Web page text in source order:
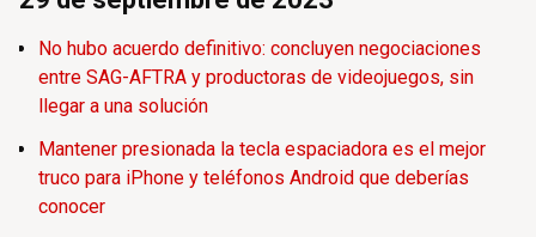
No hubo acuerdo definitivo: concluyen negociaciones
entre SAG-AFTRA y productoras de videojuegos, sin
llegar a una solución
Mantener presionada la tecla espaciadora es el mejor
truco para iPhone y teléfonos Android que deberías
conocer